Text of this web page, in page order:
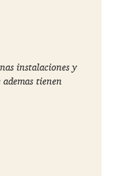
instalaciones y
tienen